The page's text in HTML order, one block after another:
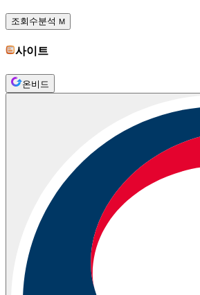
조회수분석 M
사이트
온비드